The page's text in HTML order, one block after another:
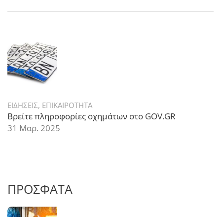
ΕΙΔΗΣΕΙΣ, ΕΠΙΚΑΙΡΟΤΗΤΑ
Βρείτε πληροφορίες οχημάτων στο GOV.GR
31 Μαρ. 2025
ΠΡΟΣΦΑΤΑ